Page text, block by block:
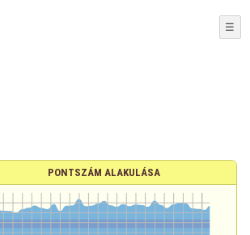
☰
PONTSZÁM ALAKULÁSA